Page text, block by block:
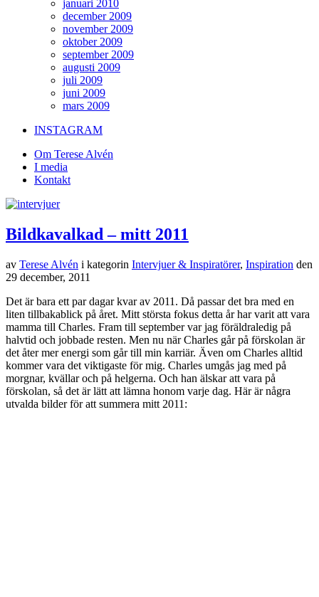
januari 2010
december 2009
november 2009
oktober 2009
september 2009
augusti 2009
juli 2009
juni 2009
mars 2009
INSTAGRAM
Om Terese Alvén
I media
Kontakt
Bildkavalkad – mitt 2011
av Terese Alvén i kategorin Intervjuer & Inspiratörer, Inspiration den
29 december, 2011
Det är bara ett par dagar kvar av 2011. Då passar det bra med en
liten tillbakablick på året. Mitt största fokus detta år har varit att vara
mamma till Charles. Fram till september var jag föräldraledig på
halvtid och jobbade resten. Men nu när Charles går på förskolan är
det åter mer energi som går till min karriär. Även om Charles alltid
kommer vara det viktigaste för mig. Charles umgås jag med på
morgnar, kvällar och på helgerna. Och han älskar att vara på
förskolan, så det är lätt att lämna honom varje dag. Här är några
utvalda bilder för att summera mitt 2011: